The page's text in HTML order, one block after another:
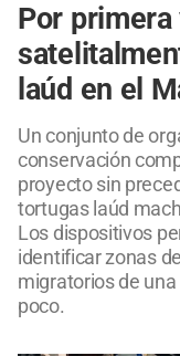
Por
laúd en el
Un conjunto de
conservación
proyecto sin
tortugas laúd
Los dispositivos
identificar zonas
migratorios de
poco.